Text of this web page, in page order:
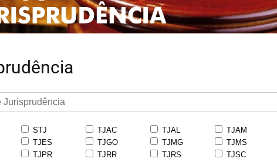
STJ TJAC TJAL TJAM
TJES TJGO TJMG TJMS
TJPR TJRR TJRS TJSC